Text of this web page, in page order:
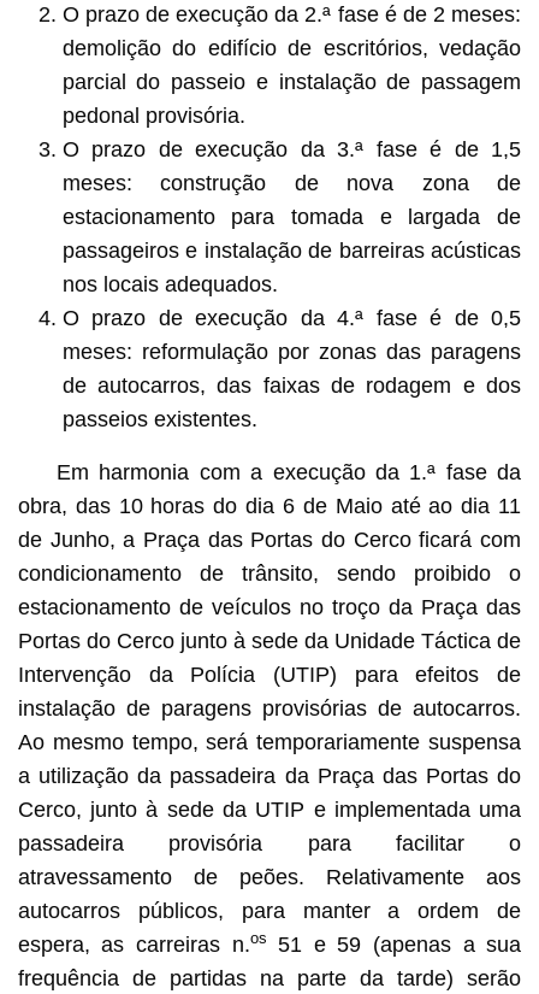
O prazo de execução da 2.ª fase é de 2 meses:
demolição do edifício de escritórios, vedação
parcial do passeio e instalação de passagem
pedonal provisória.
O prazo de execução da 3.ª fase é de 1,5
meses: construção de nova zona de
estacionamento para tomada e largada de
passageiros e instalação de barreiras acústicas
nos locais adequados.
O prazo de execução da 4.ª fase é de 0,5
meses: reformulação por zonas das paragens
de autocarros, das faixas de rodagem e dos
passeios existentes.
Em harmonia com a execução da 1.ª fase da
obra, das 10 horas do dia 6 de Maio até ao dia 11
de Junho, a Praça das Portas do Cerco ficará com
condicionamento de trânsito, sendo proibido o
estacionamento de veículos no troço da Praça das
Portas do Cerco junto à sede da Unidade Táctica de
Intervenção da Polícia (UTIP) para efeitos de
instalação de paragens provisórias de autocarros.
Ao mesmo tempo, será temporariamente suspensa
a utilização da passadeira da Praça das Portas do
Cerco, junto à sede da UTIP e implementada uma
passadeira provisória para facilitar o
atravessamento de peões. Relativamente aos
autocarros públicos, para manter a ordem de
espera, as carreiras n.os
51 e 59 (apenas a sua
frequência de partidas na parte da tarde) serão